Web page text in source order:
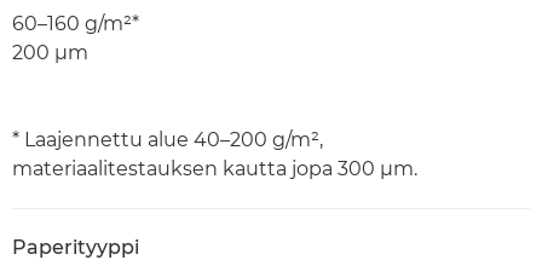
60–160 g/m²*
200 μm
* Laajennettu alue 40–200 g/m²,
materiaalitestauksen kautta jopa 300 μm.
Paperityyppi